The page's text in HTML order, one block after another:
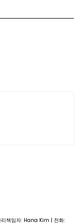
책임자: Hana Kim | 전화: